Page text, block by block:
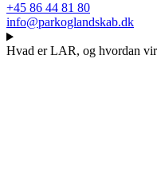
+45 86 44 81 80
info@parkoglandskab.dk
Hvad er LAR, og hvordan